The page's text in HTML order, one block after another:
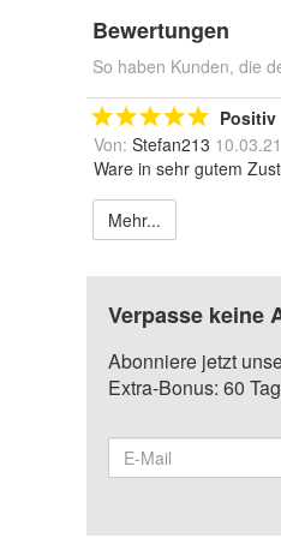
Bewertungen
So haben Kunden, die
Positiv
Von: Stefan213 10.03.21
Ware in sehr gutem
Mehr...
Verpasse keine
Abonniere jetzt
Extra-Bonus: 60